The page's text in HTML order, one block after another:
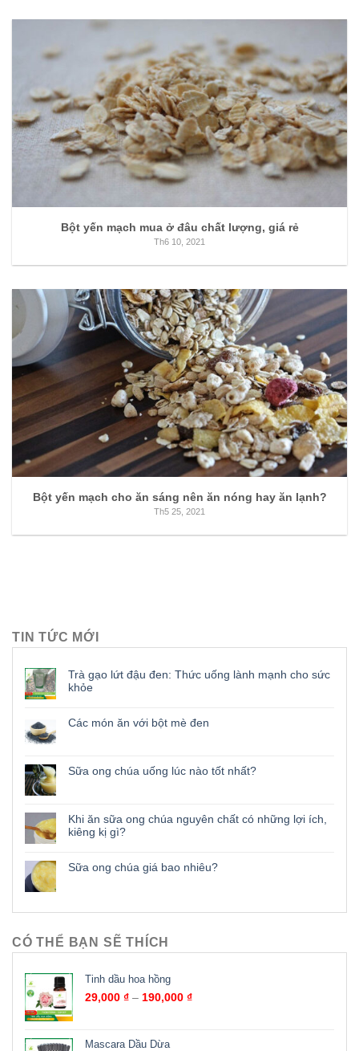
Bột yến mạch mua ở đâu chất lượng, giá rẻ
Th6 10, 2021
Bột yến mạch cho ăn sáng nên ăn nóng hay ăn lạnh?
Th5 25, 2021
TIN TỨC MỚI
Trà gạo lứt đậu đen: Thức uống lành mạnh cho sức
khỏe
Các món ăn với bột mè đen
Sữa ong chúa uống lúc nào tốt nhất?
Khi ăn sữa ong chúa nguyên chất có những lợi ích,
kiêng kị gì?
Sữa ong chúa giá bao nhiêu?
CÓ THỂ BẠN SẼ THÍCH
Tinh dầu hoa hồng
29,000 ₫ – 190,000 ₫
Mascara Dầu Dừa